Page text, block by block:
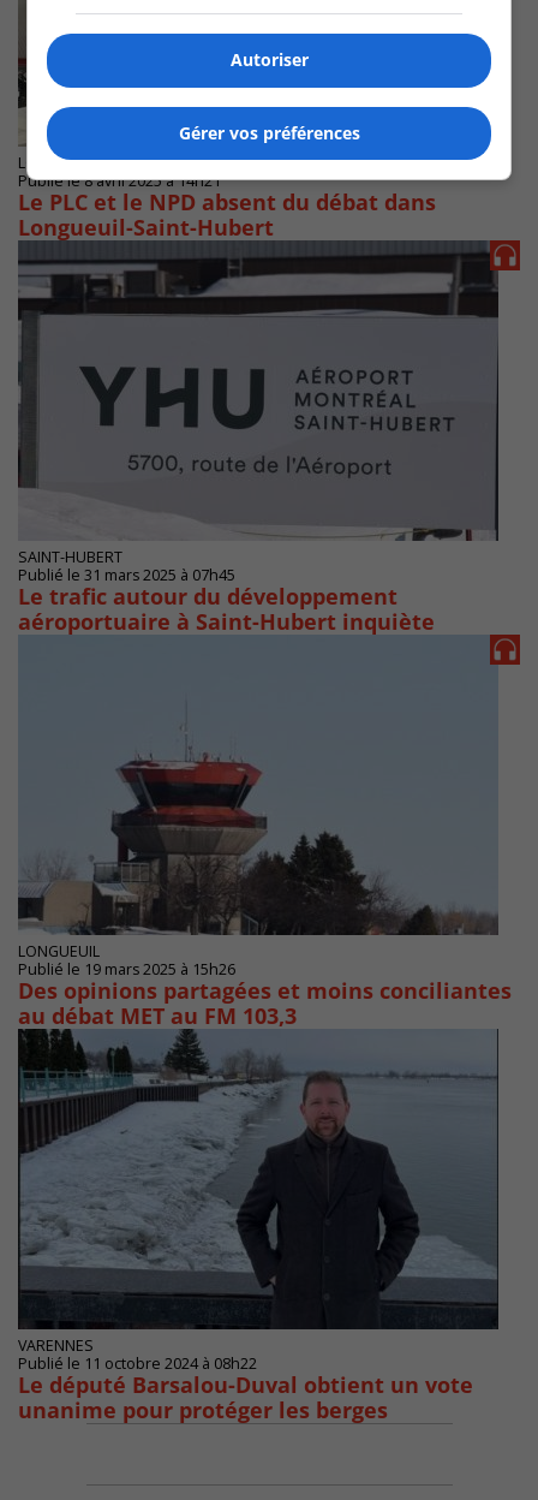
LONGUEUIL
Publié le 8 avril 2025 à 14h21
Le PLC et le NPD absent du débat dans
Longueuil-Saint-Hubert
SAINT-HUBERT
Publié le 31 mars 2025 à 07h45
Le trafic autour du développement
aéroportuaire à Saint-Hubert inquiète
LONGUEUIL
Publié le 19 mars 2025 à 15h26
Des opinions partagées et moins conciliantes
au débat MET au FM 103,3
VARENNES
Publié le 11 octobre 2024 à 08h22
Le député Barsalou-Duval obtient un vote
unanime pour protéger les berges
Autoriser
Gérer vos préférences